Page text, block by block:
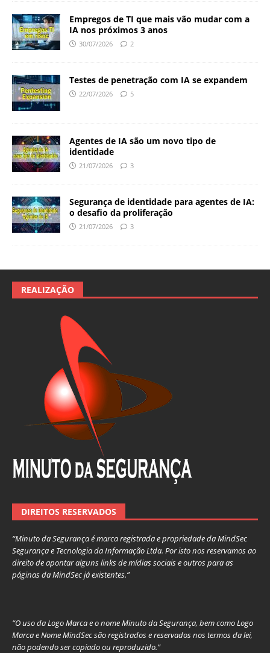
Empregos de TI que mais vão mudar com a
IA nos próximos 3 anos
30/07/2026 2
Testes de penetração com IA se expandem
22/07/2026 5
Agentes de IA são um novo tipo de
identidade
21/07/2026 3
Segurança de identidade para agentes de IA:
o desafio da proliferação
21/07/2026 3
REALIZAÇÃO
DIREITOS RESERVADOS
“Minuto da Segurança é marca registrada e propriedade da MindSec
Segurança e Tecnologia da Informação Ltda. Por isto nos reservamos ao
direito de apontar alguns links de mídias sociais e outros para as
páginas da MindSec já existentes.”
“O uso da Logo Marca e o nome Minuto da Segurança, bem como Logo
Marca e Nome MindSec são registrados e reservados nos termos da lei,
não podendo ser copiado ou reproduzido.”